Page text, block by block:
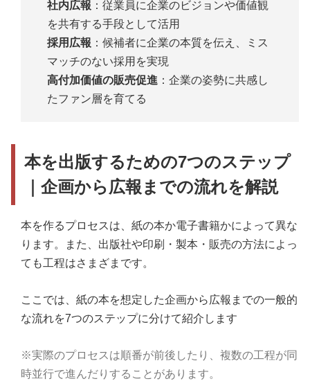
社内広報 ：従業員に企業のビジョンや価値観
を共有する手段として活用
採用広報 ：候補者に企業の本質を伝え、ミス
マッチのない採用を実現
高付加価値の販売促進 ：企業の姿勢に共感し
たファン層を育てる
本を出版するための7つのステップ
｜企画から広報までの流れを解説
本を作るプロセスは、紙の本か電子書籍かによって異な
ります。また、出版社や印刷・製本・販売の方法によっ
ても工程はさまざまです。
ここでは、紙の本を想定した企画から広報までの一般的
な流れを7つのステップに分けて紹介します
※実際のプロセスは順番が前後したり、複数の工程が同
時並行で進んだりすることがあります。